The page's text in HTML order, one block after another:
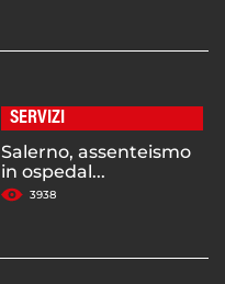
SERVIZI
Salerno, assenteismo
in ospedal...
3938